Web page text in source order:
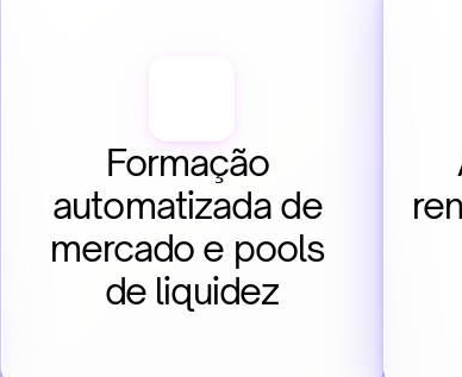
Formação
automatizada de
mercado e pools
de liquidez